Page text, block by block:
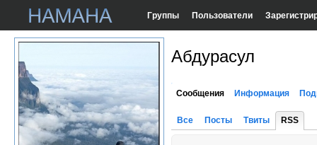
Группы Пользователи
Абдурасул
Сообщения Информация
Все Посты Твиты RSS